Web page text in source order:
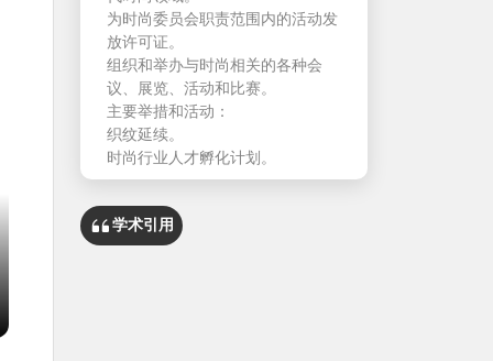
为时尚委员会职责范围内的活动发
放许可证。
组织和举办与时尚相关的各种会
议、展览、活动和比赛。
主要举措和活动：
织纹延续。
时尚行业人才孵化计划。
学术引用